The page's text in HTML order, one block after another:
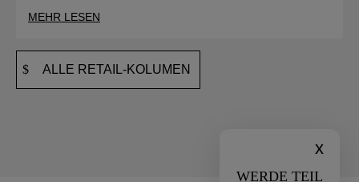
MEHR LESEN
ALLE RETAIL-KOLUMEN
x
WERDE TEIL